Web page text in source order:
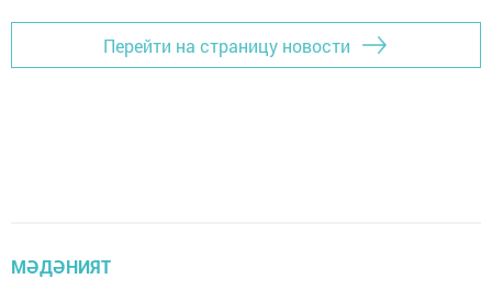
Перейти на страницу новости
МӘДӘНИЯТ